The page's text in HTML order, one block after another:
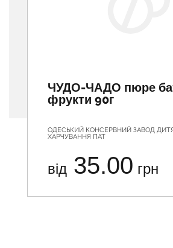
ЧУДО-ЧАДО пюре
фрукти 90г
ОДЕСЬКИЙ КОНСЕРВНИЙ ЗАВОД
ХАРЧУВАННЯ ПАТ
від 35.00 грн